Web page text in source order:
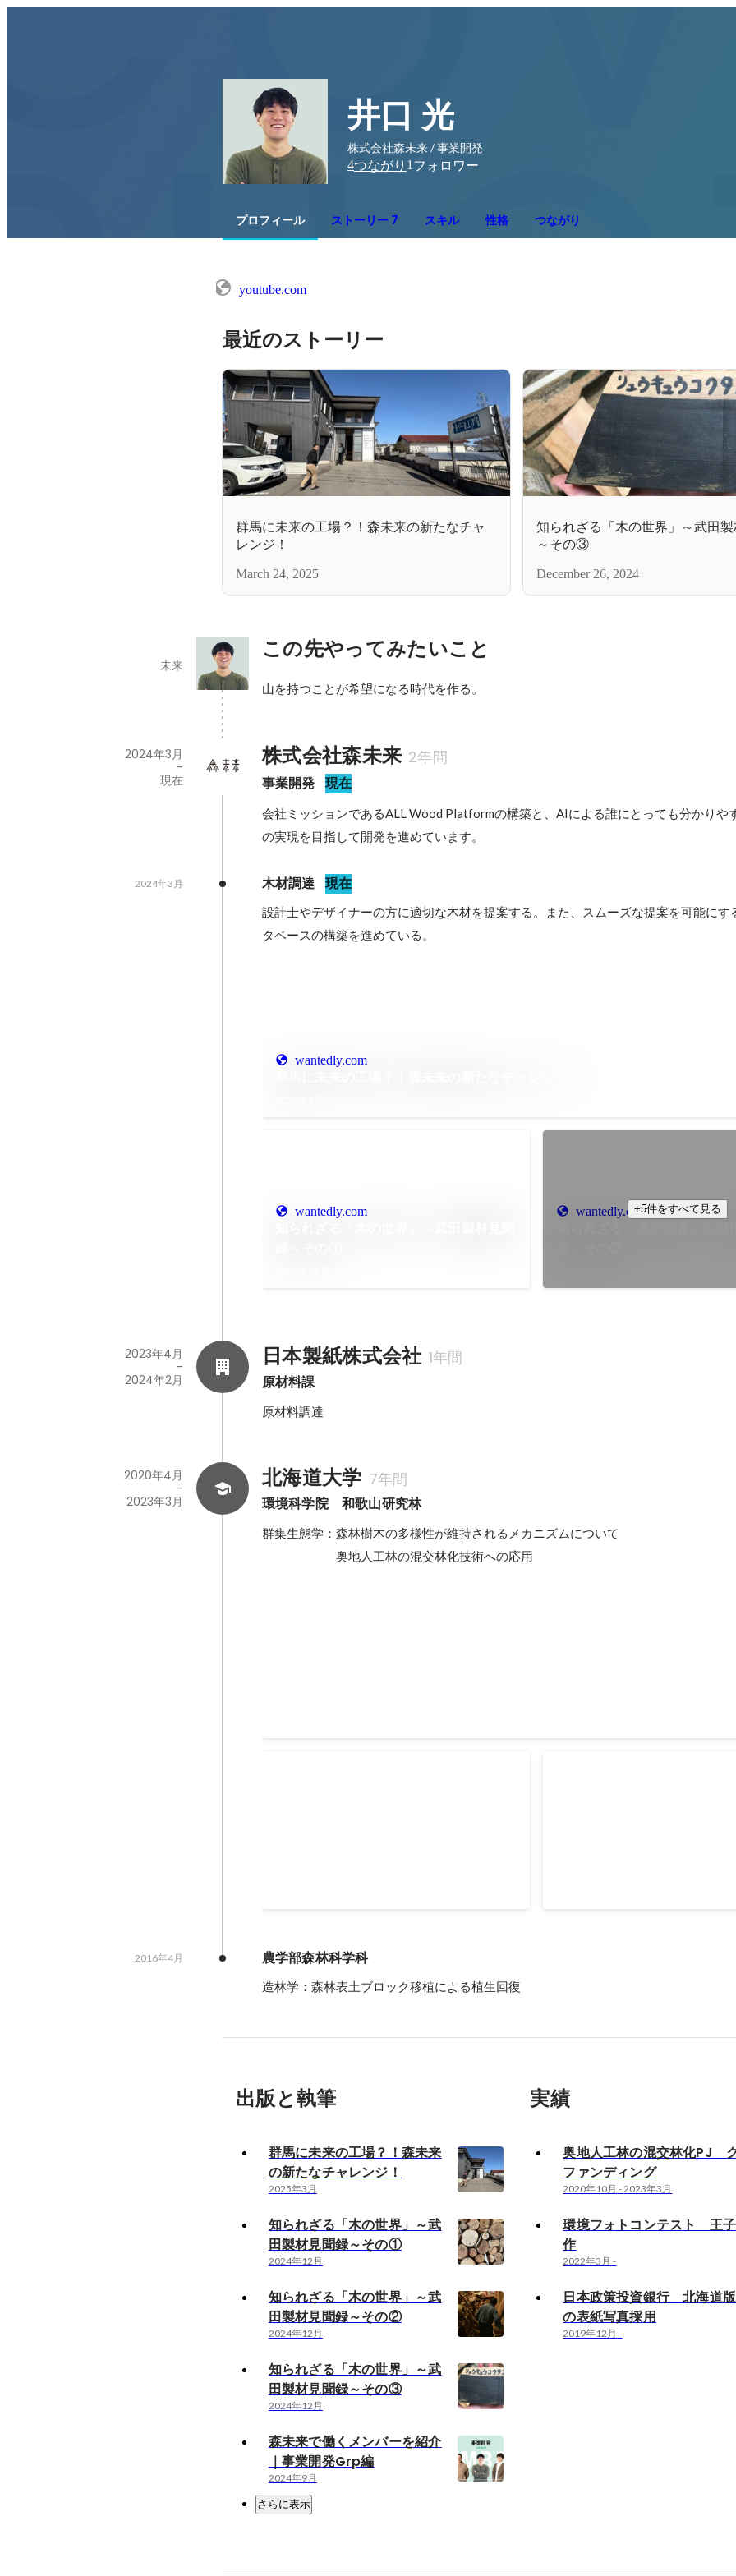
井口 光
株式会社森未来 / 事業開発
4つながり 1 フォロワー
プロフィール ストーリー 7 スキル 性格 つながり
youtube.com
最近のストーリー
群馬に未来の工場？！森未来の新たなチャ
レンジ！
March 24, 2025
知られざる「木の世界」～武田
～その③
December 26, 2024
この先やってみたいこと
未来
山を持つことが希望になる時代を作る。
株式会社森未来 2年間
事業開発 現在
2024年3月
-
現在
会社ミッションであるALL Wood Platformの構築と、AIによる誰にとっても分かりや
の実現を目指して開発を進めています。
木材調達 現在
2024年3月
設計士やデザイナーの方に適切な木材を提案する。また、スムーズな提案を可能にす
タベースの構築を進めている。
wantedly.com
wantedly.com wantedly.com+5件をすべて見る
日本製紙株式会社 1年間
原材料課
2023年4月
-
2024年2月
原材料調達
北海道大学 7年間
環境科学院　和歌山研究林
2020年4月
-
2023年3月
群集生態学：森林樹木の多様性が維持されるメカニズムについて
奥地人工林の混交林化技術への応用
農学部森林科学科
2016年4月
造林学：森林表土ブロック移植による植生回復
出版と執筆
群馬に未来の工場？！森未来
の新たなチャレンジ！
2025年3月
知られざる「木の世界」～武
田製材見聞録～その①
2024年12月
知られざる「木の世界」～武
田製材見聞録～その②
2024年12月
知られざる「木の世界」～武
田製材見聞録～その③
2024年12月
森未来で働くメンバーを紹介
｜事業開発Grp編
2024年9月
さらに表示
実績
奥地人工林の混交林化PJ
ファンディング
2020年10月 -2023年3月
環境フォトコンテスト 王
作
2022年3月 -
日本政策投資銀行 北海道
の表紙写真採用
2019年12月 -